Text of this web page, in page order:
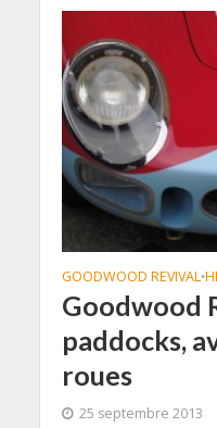
GOODWOOD REVIVAL•
Goodwood
paddocks,
roues
25 septembre 2013